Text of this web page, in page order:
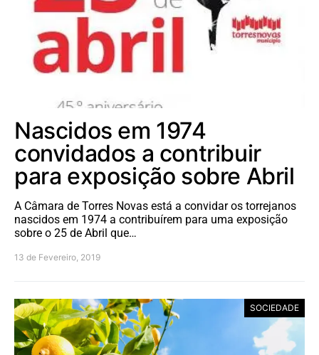
Nascidos em 1974
convidados a contribuir
para exposição sobre Abril
A Câmara de Torres Novas está a convidar os torrejanos
nascidos em 1974 a contribuírem para uma exposição
sobre o 25 de Abril que…
13 de Fevereiro, 2019
SOCIEDADE